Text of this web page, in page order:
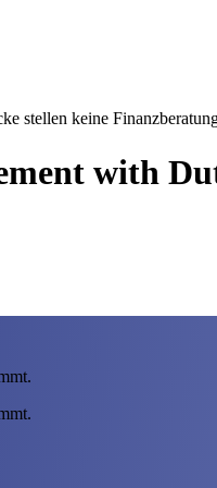
stellen keine
with